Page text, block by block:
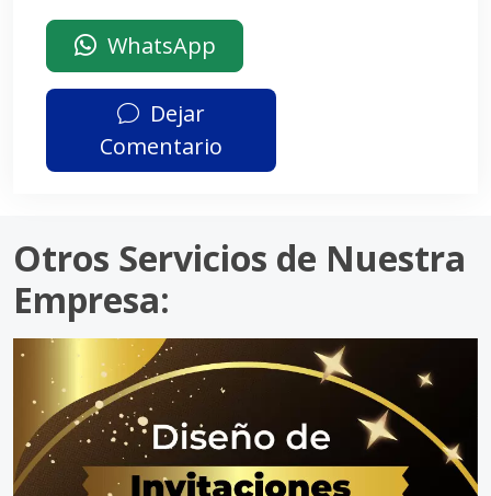
WhatsApp
Dejar
Comentario
Otros Servicios de Nuestra
Empresa: